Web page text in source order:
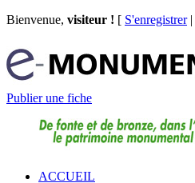
Bienvenue, visiteur ! [ S'enregistrer|
Publier une fiche
ACCUEIL